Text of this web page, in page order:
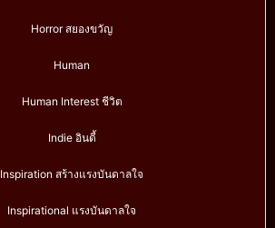
Horror สยองขวัญ
Human
Human Interest ชีวิต
Indie อินดี้
Inspiration สร้างแรงบันดาลใจ
Inspirational แรงบันดาลใจ